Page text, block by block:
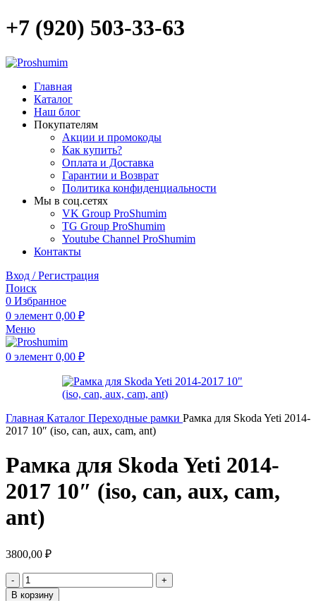
+7 (920) 503-33-63
Главная
Каталог
Наш блог
Покупателям
Акции и промокоды
Как купить?
Оплата и Доставка
Гарантии и Возврат
Политика конфиденциальности
Мы в соц.сетях
VK Group ProShumim
TG Group ProShumim
Youtube Channel ProShumim
Контакты
Вход / Регистрация
Поиск
0 Избранное
0 элемент 0,00 ₽
Меню
0 элемент 0,00 ₽
Главная Каталог Переходные рамки Рамка для Skoda Yeti 2014-
2017 10″ (iso, can, aux, cam, ant)
Рамка для Skoda Yeti 2014-
2017 10″ (iso, can, aux, cam,
ant)
3800,00 ₽
В корзину